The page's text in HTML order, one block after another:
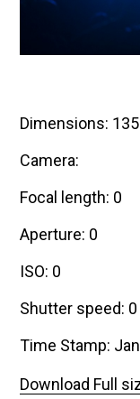
Dimensions:
Camera:
Focal length: 0
Aperture: 0
ISO: 0
Shutter speed: 0
Time Stamp:
Download Full